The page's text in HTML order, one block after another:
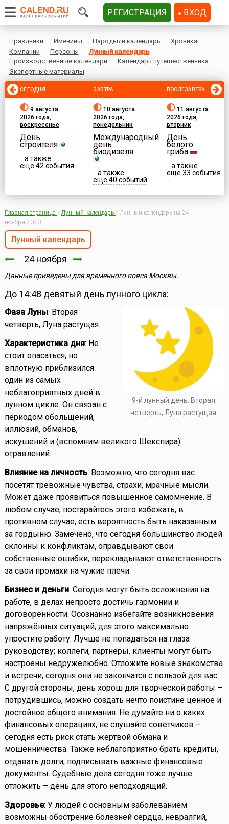
Праздники Именины Народный календарь
Хроника
Компании
Персоны
Лунный календарь
Производственные календари
Календарь путешественника
Экспертные материалы
СЕГОДНЯ
9 августа
2026 года,
воскресенье
День
строителя
...а также
еще 42 события
ЗАВТРА
10 августа
2026 года,
понедельник
Международный
день
биодизеля
...а также
еще 40 событий
ПОСЛЕЗАВТРА
11 августа
2026 года,
вторник
День
белого
гриба
...а также
еще 33 события
Главная страница / Лунный календарь / Лунный календарь на 24
ноября 2020
Лунный календарь
24 ноября
Данные приведены для временного пояса Москвы.
До 14:48 девятый день лунного цикла:
9-й лунный день. Вторая
четверть, Луна растущая
Фаза Луны: Вторая
четверть, Луна растущая
Характеристика дня: Не
стоит опасаться, но
вплотную приблизился
один из самых
неблагоприятных дней в
лунном цикле. Он связан с
периодом обольщений,
иллюзий, обманов,
искушений и (вспомним великого Шекспира)
отравлений.
Влияние на личность: Возможно, что сегодня вас
посетят тревожные чувства, страхи, мрачные мысли.
Может даже проявиться повышенное самомнение. В
любом случае, постарайтесь этого избежать, в
противном случае, есть вероятность быть наказанным
за гордыню. Замечено, что сегодня большинство людей
склонны к конфликтам, оправдывают свои
собственные ошибки, перекладывают ответственность
за свои промахи на чужие плечи.
Бизнес и деньги: Сегодня могут быть осложнения на
работе, в делах непросто достичь гармонии и
договорённости. Осознанно избегайте возникновения
напряжённых ситуаций, для этого максимально
упростите работу. Лучше не попадаться на глаза
руководству; коллеги, партнёры, клиенты могут быть
настроены недружелюбно. Отложите новые знакомства
и встречи, сегодня они не закончатся с пользой для вас.
С другой стороны, день хорош для творческой работы –
потрудившись, можно создать нечто поистине ценное и
достойное общего внимания. Не думайте ни о каких
финансовых операциях, не слушайте советчиков –
сегодня есть риск стать жертвой обмана и
мошенничества. Также неблагоприятно брать кредиты,
отдавать долги, подписывать важные финансовые
документы. Судебные дела сегодня тоже лучше
отложить – день для этого неподходящий.
Здоровье: У людей с основным заболеванием
возможны обострение болезней сердца, невралгий,
РЕГИСТРАЦИЯ ВХОД